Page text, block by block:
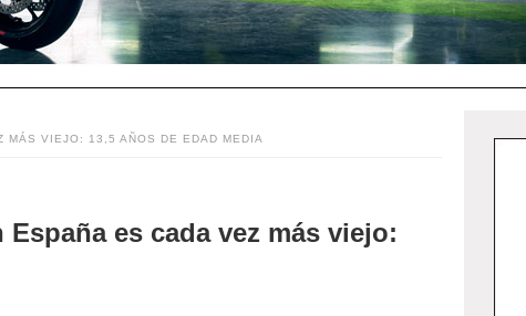
MÁS VIEJO: 13,5 AÑOS DE EDAD MEDIA
es cada vez más viejo: